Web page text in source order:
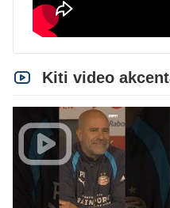
Kiti video